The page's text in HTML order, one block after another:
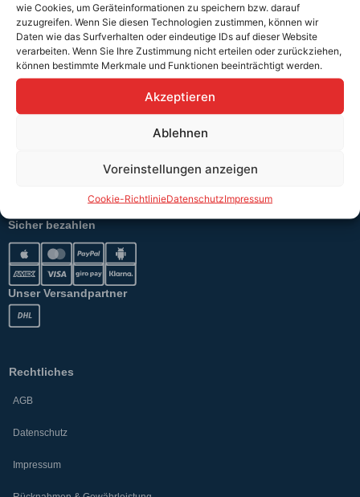
wie Cookies, um Geräteinformationen zu speichern bzw. darauf
zuzugreifen. Wenn Sie diesen Technologien zustimmen, können wir
Daten wie das Surfverhalten oder eindeutige IDs auf dieser Website
verarbeiten. Wenn Sie Ihre Zustimmung nicht erteilen oder zurückziehen,
können bestimmte Merkmale und Funktionen beeinträchtigt werden.
Akzeptieren
Ablehnen
Voreinstellungen anzeigen
Cookie-RichtlinieDatenschutzImpressum
Service & Hilfe
Kontakt
Rücknahmen & Gewährleistung
Sicher bezahlen
Unser Versandpartner
Rechtliches
AGB
Datenschutz
Impressum